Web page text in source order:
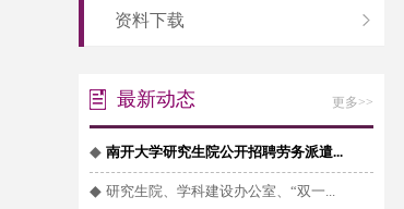
资料下载
最新动态 更多>>
◆ 南开大学研究生院公开招聘劳务派遣...
◆ 研究生院、学科建设办公室、“双一...